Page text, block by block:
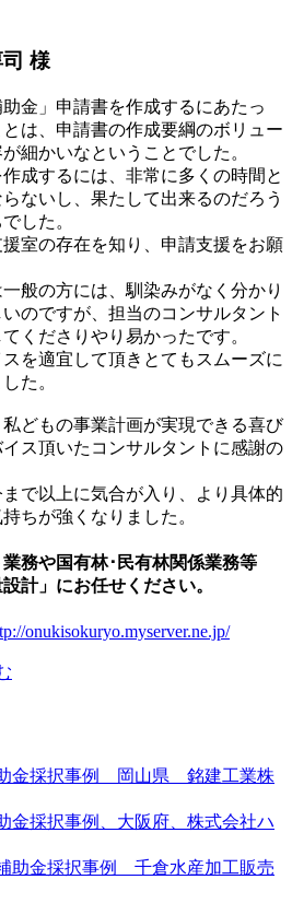
様
金」申請書を作成するにあたっ
は、申請書の作成要綱のボリュー
細かいなということでした。
成するには、非常に多くの時間と
ないし、果たして出来るのだろう
した。
室の存在を知り、申請支援をお願
般の方には、馴染みがなく分かり
のですが、担当のコンサルタント
くださりやり易かったです。
を適宜して頂きとてもスムーズに
た。
どもの事業計画が実現できる喜び
ス頂いたコンサルタントに感謝の
で以上に気合が入り、より具体的
ちが強くなりました。
務や国有林･民有林関係業務等
計」にお任せください。
onukisokuryo.myserver.ne.jp/
金採択事例 岡山県 銘建工業株
金採択事例、大阪府、株式会社ハ
助金採択事例 千倉水産加工販売